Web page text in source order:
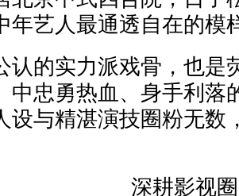
年艺人最通透自在的模
认的实力派戏骨，也是
中忠勇热血、身手利落
设与精湛演技圈粉无数
深耕影视